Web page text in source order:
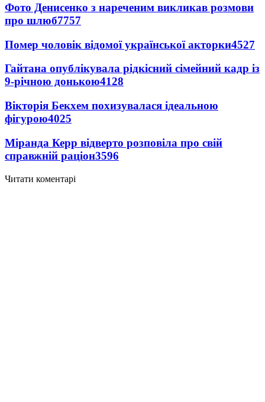
Фото Денисенко з нареченим викликав розмови
про шлюб7757
Помер чоловік відомої української акторки4527
Гайтана опублікувала рідкісний сімейний кадр із
9-річною донькою4128
Вікторія Бекхем похизувалася ідеальною
фігурою4025
Міранда Керр відверто розповіла про свій
справжній раціон3596
Читати коментарі